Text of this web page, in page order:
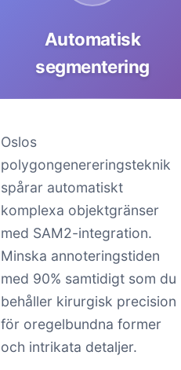
Automatisk
segmentering
Oslos
polygongenereringsteknik
spårar automatiskt
komplexa objektgränser
med SAM2-integration.
Minska annoteringstiden
med 90% samtidigt som du
behåller kirurgisk precision
för oregelbundna former
och intrikata detaljer.